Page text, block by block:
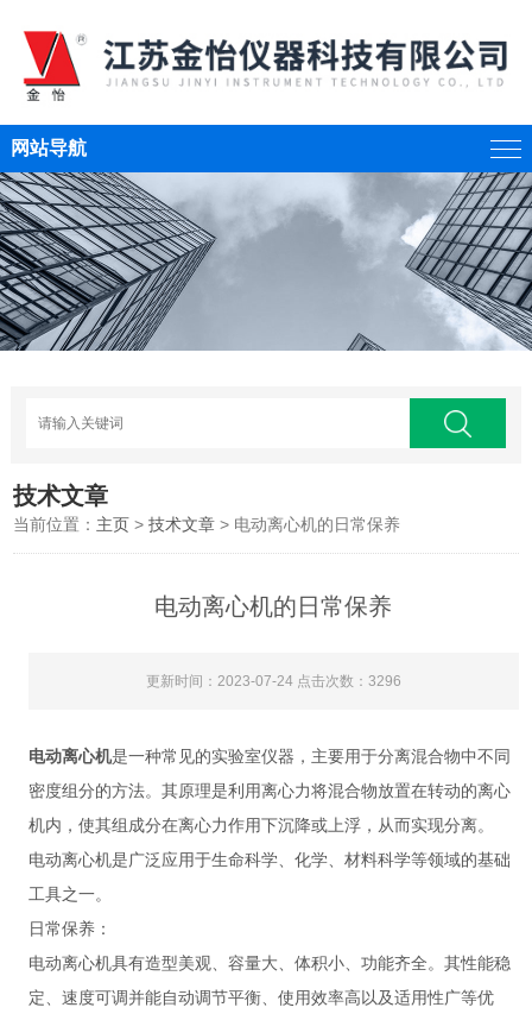
网站导航
技术文章
当前位置： 主页 >技术文章 > 电动离心机的日常保养
电动离心机的日常保养
更新时间：2023-07-24 点击次数：3296
电动离心机是一种常见的实验室仪器，主要用于分离混合物中不同
密度组分的方法。其原理是利用离心力将混合物放置在转动的离心
机内，使其组成分在离心力作用下沉降或上浮，从而实现分离。
电动离心机是广泛应用于生命科学、化学、材料科学等领域的基础
工具之一。
日常保养：
电动离心机具有造型美观、容量大、体积小、功能齐全。其性能稳
定、速度可调并能自动调节平衡、使用效率高以及适用性广等优